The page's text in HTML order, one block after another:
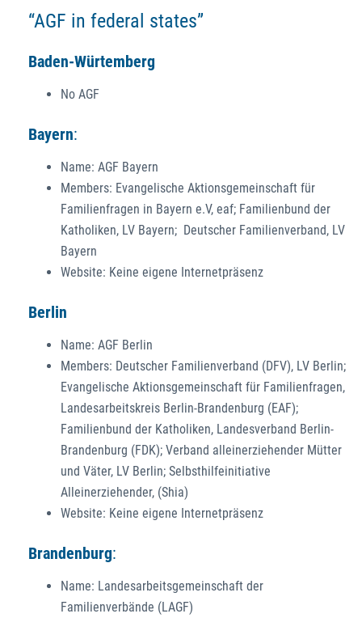
“AGF in federal states”
Baden-Würtemberg
No AGF
Bayern:
Name: AGF Bayern
Members: Evangelische Aktionsgemeinschaft für
Familienfragen in Bayern e.V, eaf; Familienbund der
Katholiken, LV Bayern; Deutscher Familienverband, LV
Bayern
Website: Keine eigene Internetpräsenz
Berlin
Name: AGF Berlin
Members: Deutscher Familienverband (DFV), LV Berlin;
Evangelische Aktionsgemeinschaft für Familienfragen,
Landesarbeitskreis Berlin-Brandenburg (EAF);
Familienbund der Katholiken, Landesverband Berlin-
Brandenburg (FDK); Verband alleinerziehender Mütter
und Väter, LV Berlin; Selbsthilfeinitiative
Alleinerziehender, (Shia)
Website: Keine eigene Internetpräsenz
Brandenburg:
Name: Landesarbeitsgemeinschaft der
Familienverbände (LAGF)